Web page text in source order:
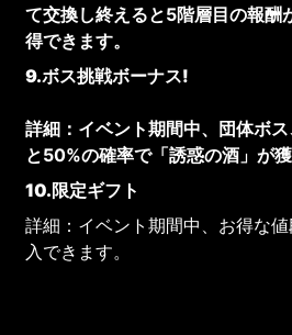
て交換し終えると5階層目の報酬
得できます。
9.ボス挑戦ボーナス!
詳細：イベント期間中、団体ボ
と50%の確率で「誘惑の酒」が獲
10.限定ギフト
詳細：イベント期間中、お得な
入できます。